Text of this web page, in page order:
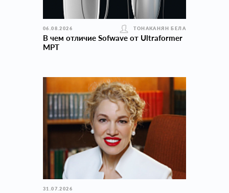
06.08.2026 ТОНАКАНЯН БЕЛА
В чем отличие Sofwave от Ultraformer
MPT
31.07.2026